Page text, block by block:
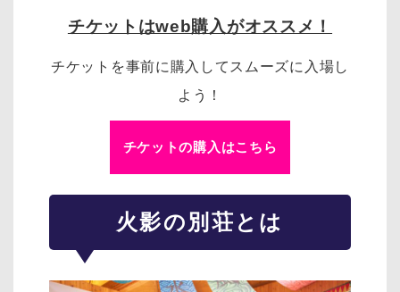
チケットはweb購入がオススメ！
チケットを事前に購入してスムーズに入場し
よう！
チケットの購入はこちら
火影の別荘とは